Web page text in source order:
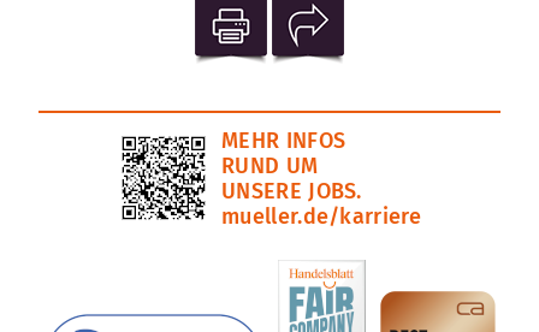
MEHR INFOS
RUND UM
UNSERE JOBS.
mueller.de/karriere